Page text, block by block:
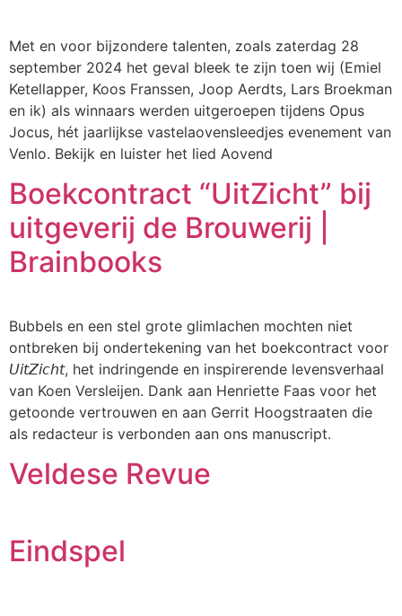
Met en voor bijzondere talenten, zoals zaterdag 28
september 2024 het geval bleek te zijn toen wij (Emiel
Ketellapper, Koos Franssen, Joop Aerdts, Lars Broekman
en ik) als winnaars werden uitgeroepen tijdens Opus
Jocus, hét jaarlijkse vastelaovensleedjes evenement van
Venlo. Bekijk en luister het lied Aovend
Boekcontract “UitZicht” bij
uitgeverij de Brouwerij |
Brainbooks
Bubbels en een stel grote glimlachen mochten niet
ontbreken bij ondertekening van het boekcontract voor
𝘜𝘪𝘵𝘡𝘪𝘤𝘩𝘵, het indringende en inspirerende levensverhaal
van Koen Versleijen. Dank aan Henriette Faas voor het
getoonde vertrouwen en aan Gerrit Hoogstraaten die
als redacteur is verbonden aan ons manuscript.
Veldese Revue
Eindspel